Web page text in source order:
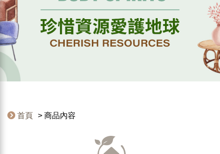
首頁 商品內容